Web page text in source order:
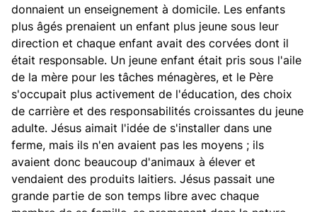
donnaient un enseignement à domicile. Les enfants
plus âgés prenaient un enfant plus jeune sous leur
direction et chaque enfant avait des corvées dont il
était responsable. Un jeune enfant était pris sous l'aile
de la mère pour les tâches ménagères, et le Père
s'occupait plus activement de l'éducation, des choix
de carrière et des responsabilités croissantes du jeune
adulte. Jésus aimait l'idée de s'installer dans une
ferme, mais ils n'en avaient pas les moyens ; ils
avaient donc beaucoup d'animaux à élever et
vendaient des produits laitiers. Jésus passait une
grande partie de son temps libre avec chaque